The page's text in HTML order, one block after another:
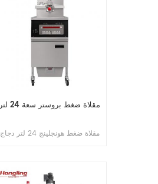
مقلاة ضغط بروستر سعة 24 لتر
مقلاة ضغط هونجلينج 24 لتر دجاج